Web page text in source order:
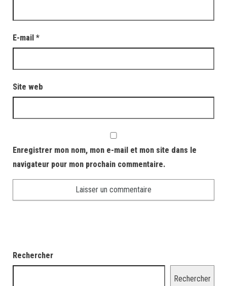
E-mail *
Site web
Enregistrer mon nom, mon e-mail et mon site dans le
navigateur pour mon prochain commentaire.
Rechercher
Rechercher